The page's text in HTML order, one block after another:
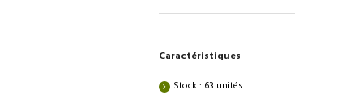
60×60
Caractéristiques
Stock : 63 unités